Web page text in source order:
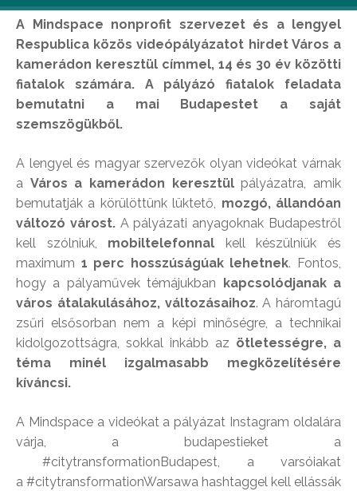
A Mindspace nonprofit szervezet és a lengyel
Respublica közös videópályázatot hirdet Város a
kamerádon keresztül címmel, 14 és 30 év közötti
fiatalok számára. A pályázó fiatalok feladata
bemutatni a mai Budapestet a saját
szemszögükből.
A lengyel és magyar szervezők olyan videókat várnak
a Város a kamerádon keresztülpályázatra, amik
bemutatják a körülöttünk lüktető, mozgó, állandóan
változó várost.A pályázati anyagoknak Budapestről
kell szólniuk, mobiltelefonnal kell készülniük és
maximum 1 perc hosszúságúak lehetnek. Fontos,
hogy a pályaművek témájukban kapcsolódjanak a
város átalakulásához, változásaihoz. A háromtagú
zsűri elsősorban nem a képi minőségre, a technikai
kidolgozottságra, sokkal inkább az ötletességre, a
téma minél izgalmasabb megközelítésére
kíváncsi.
A Mindspace a videókat a pályázat Instagram oldalára
várja, a budapestieket a
#citytransformationBudapest, a varsóiakat
a #citytransformationWarsawa hashtaggel kell ellássák